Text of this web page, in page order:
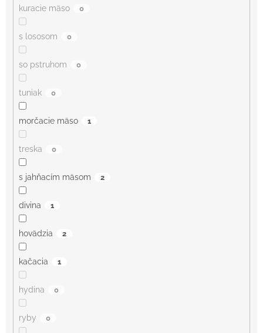
kuracie mäso 0
s lososom 0
so pstruhom 0
tuniak 0
morčacie mäso 1
treska 0
s jahňacím mäsom 2
divina 1
hovädzia 2
kačacia 1
hydina 0
ryby 0